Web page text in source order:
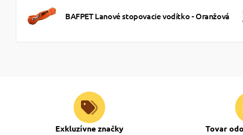
BAFPET Lanové stopovacie vodítko - Oranžová
Exkluzívne značky Tovar